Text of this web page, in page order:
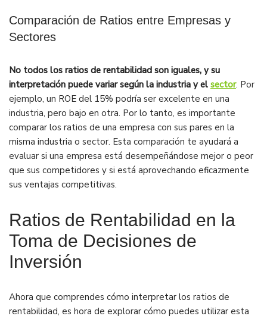
Comparación de Ratios entre Empresas y
Sectores
No todos los ratios de rentabilidad son iguales, y su
interpretación puede variar según la industria y el sector. Por
ejemplo, un ROE del 15% podría ser excelente en una
industria, pero bajo en otra. Por lo tanto, es importante
comparar los ratios de una empresa con sus pares en la
misma industria o sector. Esta comparación te ayudará a
evaluar si una empresa está desempeñándose mejor o peor
que sus competidores y si está aprovechando eficazmente
sus ventajas competitivas.
Ratios de Rentabilidad en la
Toma de Decisiones de
Inversión
Ahora que comprendes cómo interpretar los ratios de
rentabilidad, es hora de explorar cómo puedes utilizar esta